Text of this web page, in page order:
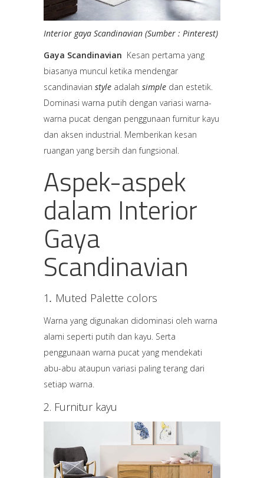
Interior gaya Scandinavian (Sumber : Pinterest)
Gaya Scandinavian Kesan pertama yang
biasanya muncul ketika mendengar
scandinavian style adalah simple dan estetik.
Dominasi warna putih dengan variasi warna-
warna pucat dengan penggunaan furnitur kayu
dan aksen industrial. Memberikan kesan
ruangan yang bersih dan fungsional.
Aspek-aspek
dalam Interior
Gaya
Scandinavian
1. Muted Palette colors
Warna yang digunakan didominasi oleh warna
alami seperti putih dan kayu. Serta
penggunaan warna pucat yang mendekati
abu-abu ataupun variasi paling terang dari
setiap warna.
2. Furnitur kayu